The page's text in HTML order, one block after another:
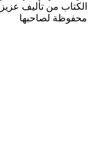
الكتاب من تأليف
محفوظة لصاحبها